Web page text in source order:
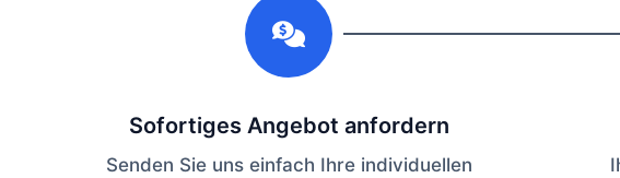
Sofortiges Angebot anfordern
Senden Sie uns einfach Ihre individuellen